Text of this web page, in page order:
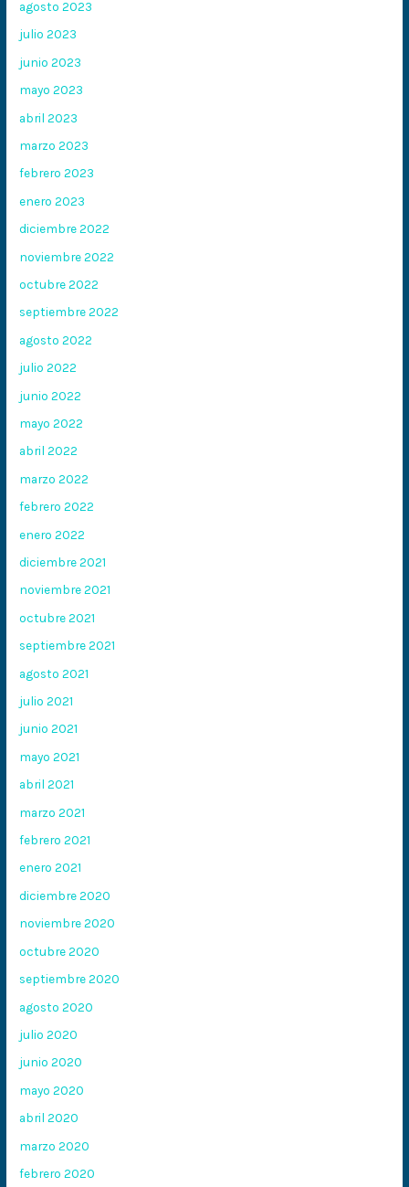
agosto 2023
julio 2023
junio 2023
mayo 2023
abril 2023
marzo 2023
febrero 2023
enero 2023
diciembre 2022
noviembre 2022
octubre 2022
septiembre 2022
agosto 2022
julio 2022
junio 2022
mayo 2022
abril 2022
marzo 2022
febrero 2022
enero 2022
diciembre 2021
noviembre 2021
octubre 2021
septiembre 2021
agosto 2021
julio 2021
junio 2021
mayo 2021
abril 2021
marzo 2021
febrero 2021
enero 2021
diciembre 2020
noviembre 2020
octubre 2020
septiembre 2020
agosto 2020
julio 2020
junio 2020
mayo 2020
abril 2020
marzo 2020
febrero 2020